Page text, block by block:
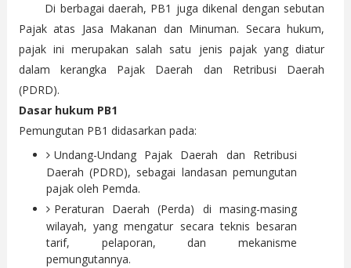
Di berbagai daerah, PB1 juga dikenal dengan sebutan
Pajak atas Jasa Makanan dan Minuman. Secara hukum,
pajak ini merupakan salah satu jenis pajak yang diatur
dalam kerangka Pajak Daerah dan Retribusi Daerah
(PDRD).
Dasar hukum PB1
Pemungutan PB1 didasarkan pada:
Undang-Undang Pajak Daerah dan Retribusi
Daerah (PDRD), sebagai landasan pemungutan
pajak oleh Pemda.
Peraturan Daerah (Perda) di masing-masing
wilayah, yang mengatur secara teknis besaran
tarif, pelaporan, dan mekanisme
pemungutannya.